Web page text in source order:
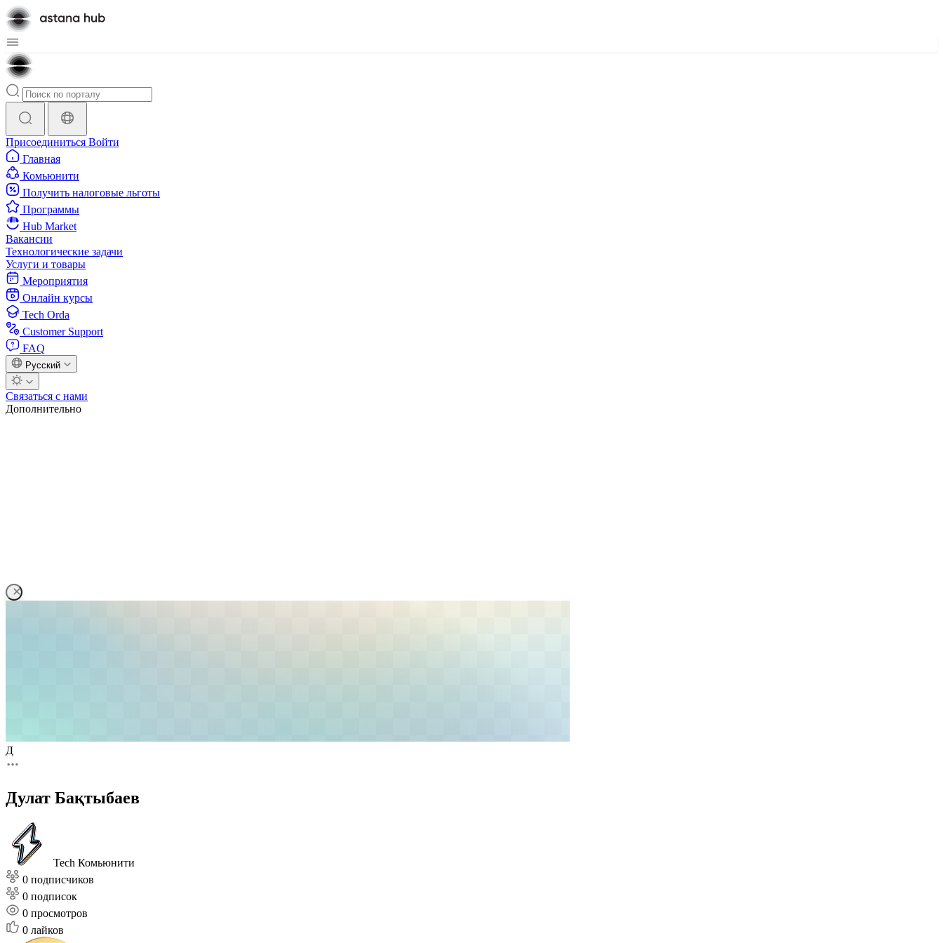
Присоединиться Войти
Главная
Комьюнити
Получить налоговые льготы
Программы
Hub Market
Вакансии
Технологические задачи
Услуги и товары
Мероприятия
Онлайн курсы
Tech Orda
Customer Support
FAQ
Русский
Связаться с нами
Дополнительно
Д
Дулат Бақтыбаев
Tech Комьюнити
0 подписчиков
0 подписок
0 просмотров
0 лайков